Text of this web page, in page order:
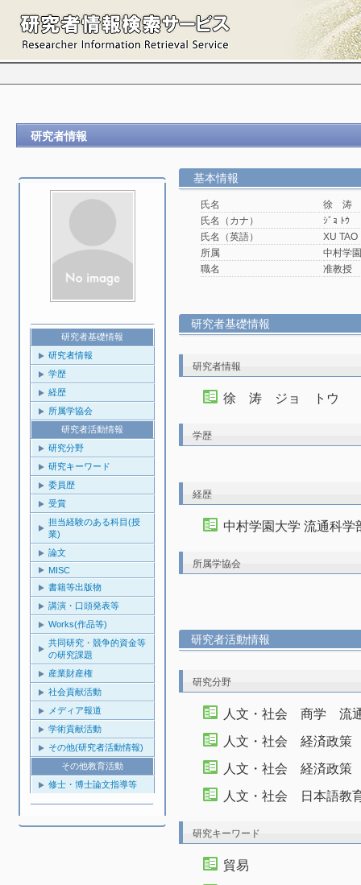
研究者情報
研究者基礎情報
研究者情報
学歴
経歴
所属学協会
研究者活動情報
研究分野
研究キーワード
委員歴
受賞
担当経験のある科目(授
業)
論文
MISC
書籍等出版物
講演・口頭発表等
Works(作品等)
共同研究・競争的資金等
の研究課題
産業財産権
社会貢献活動
メディア報道
学術貢献活動
その他(研究者活動情報)
その他教育活動
修士・博士論文指導等
基本情報
氏名
徐 涛
氏名（カナ）
ｼﾞｮ ﾄｳ
氏名（英語）
XU TAO
所属
中村学
職名
准教授
研究者基礎情報
研究者情報
徐 涛 ジョ トウ
学歴
経歴
中村学園大学 流通科
所属学協会
研究者活動情報
研究分野
人文・社会 商学 流
人文・社会 経済政策
人文・社会 経済政策
人文・社会 日本語教
研究キーワード
貿易